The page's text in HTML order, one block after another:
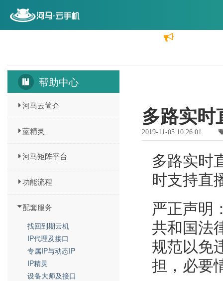
帮助中心
河马云简介
蓝精灵
河马矩阵平台
功能流程
配套服务
找回到期云机
IP代理及接口
专属IP与动态IP
IP精灵
设备大师及接口
多路实时
2019-11-05 10:26:01
多路实时
时支持直
严正声明
共和国法
规范以免
担，必要